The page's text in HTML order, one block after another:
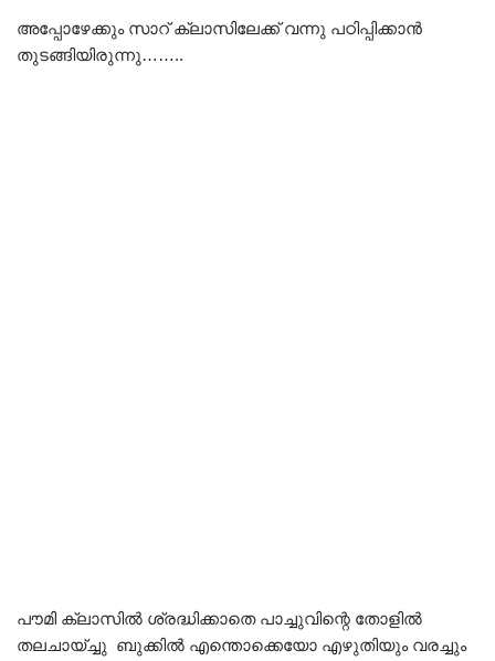
അപ്പോഴേക്കും സാറ് ക്ലാസിലേക്ക് വന്നു പഠിപ്പിക്കാൻ
തുടങ്ങിയിരുന്നു……..
പൗമി ക്ലാസിൽ ശ്രദ്ധിക്കാതെ പാച്ചുവിന്റെ തോളിൽ
തലചായ്ച്ചു ബുക്കിൽ എന്തൊക്കെയോ എഴുതിയും വരച്ചും